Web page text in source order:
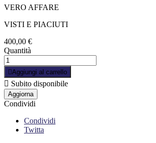
VERO AFFARE
VISTI E PIACIUTI
400,00 €
Quantità
Aggiungi al carrello
 Subito disponibile
Condividi
Condividi
Twitta